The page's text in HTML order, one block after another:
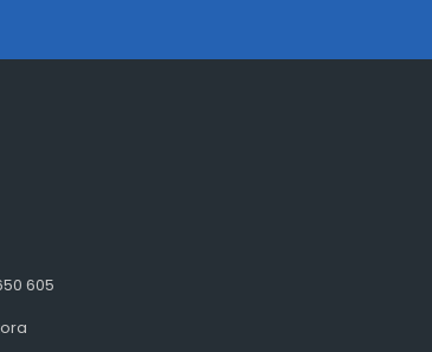
605